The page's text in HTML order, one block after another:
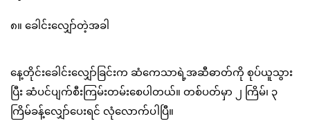
၈။ ခေါင်းလျှော်တဲ့အခါ
နေ့တိုင်းခေါင်းလျှော်ခြင်းက ဆံကေသာရဲ့အဆီဓာတ်ကို စုပ်ယူသွား
ပြီး ဆံပင်ပျက်စီးကြမ်းတမ်းစေပါတယ်။ တစ်ပတ်မှာ ၂ ကြိမ်၊ ၃
ကြိမ်ခန့်လျှော်ပေးရင် လုံလောက်ပါပြီ။